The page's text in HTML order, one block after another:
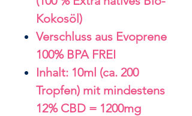
Kokosöl)
Verschluss aus Evoprene
100% BPA FREI
Inhalt: 10ml (ca. 200
Tropfen) mit mindestens
12% CBD = 1200mg